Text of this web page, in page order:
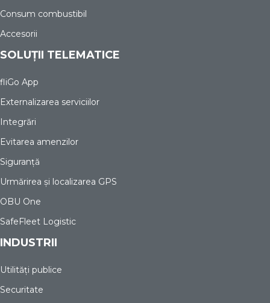
Consum combustibil
Accesorii
SOLUȚII TELEMATICE
fliGo App
Externalizarea serviciilor
Integrări
Evitarea amenzilor
Siguranță
Urmărirea și localizarea GPS
OBU One
SafeFleet Logistic
INDUSTRII
Utilități publice
Securitate